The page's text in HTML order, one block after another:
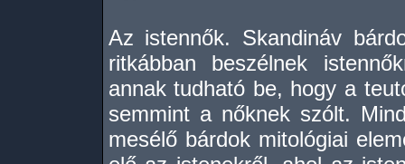
Az istennők. Skandináv
ritkábban beszélnek
annak tudható be, hogy a
semmint a nőknek szólt.
mesélő bárdok mitológiai